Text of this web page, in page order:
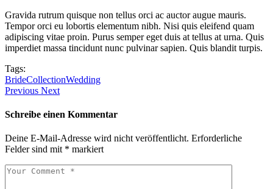
Gravida rutrum quisque non tellus orci ac auctor augue mauris.
Tempor orci eu lobortis elementum nibh. Nisi quis eleifend quam
adipiscing vitae proin. Purus semper eget duis at tellus at urna. Quis
imperdiet massa tincidunt nunc pulvinar sapien. Quis blandit turpis.
Tags:
BrideCollectionWedding
Previous Next
Schreibe einen Kommentar
Deine E-Mail-Adresse wird nicht veröffentlicht. Erforderliche
Felder sind mit * markiert